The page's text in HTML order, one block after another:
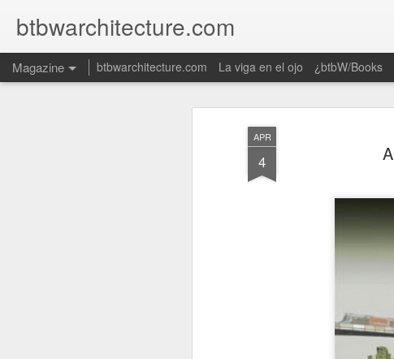
APR
4
btbwarchitecture.com
Magazine btbwarchitecture.com La viga en el ojo ¿btbW/Books